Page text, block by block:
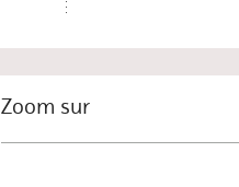
Zoom sur